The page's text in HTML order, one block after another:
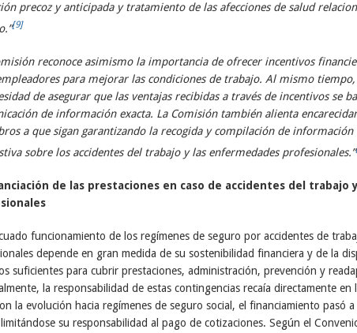
precoz y anticipada y tratamiento de las afecciones de salud
[9]
reconoce asimismo la importancia de ofrecer incentivos
para mejorar las condiciones de trabajo. Al mismo
de asegurar que las ventajas recibidas a través de incentivos se
de información exacta. La Comisión también alienta
a que sigan garantizando la recogida y compilación de información
sobre los accidentes del trabajo y las enfermedades profesionales.”
de las prestaciones en caso de accidentes del trabajo
funcionamiento de los regímenes de seguro por accidentes de
depende en gran medida de su sostenibilidad financiera y de la
suficientes para cubrir prestaciones, administración, prevención y
la responsabilidad de estas contingencias recaía directamente en
la evolución hacia regímenes de seguro social, el financiamiento pasó
su responsabilidad al pago de cotizaciones. Según el